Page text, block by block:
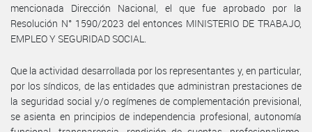
mencionada Dirección Nacional, el que fue aprobado por la
Resolución N° 1590/2023 del entonces MINISTERIO DE TRABAJO,
EMPLEO Y SEGURIDAD SOCIAL.
Que la actividad desarrollada por los representantes y, en particular,
por los síndicos, de las entidades que administran prestaciones de
la seguridad social y/o regímenes de complementación previsional,
se asienta en principios de independencia profesional, autonomía